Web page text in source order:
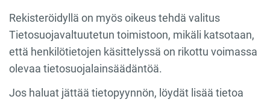
Rekisteröidyllä on myös oikeus tehdä valitus
Tietosuojavaltuutetun toimistoon, mikäli katsotaan,
että henkilötietojen käsittelyssä on rikottu voimassa
olevaa tietosuojalainsäädäntöä.
Jos haluat jättää tietopyynnön, löydät lisää tietoa